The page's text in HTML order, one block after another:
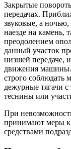
Закрытые
передачах.
звуковые, а
наезде на камень,
преодолением
данный участок
низшей передаче,
движения
строго соблюдать
дежурные тягачи
теснины или
При
принимают меры к
средствами